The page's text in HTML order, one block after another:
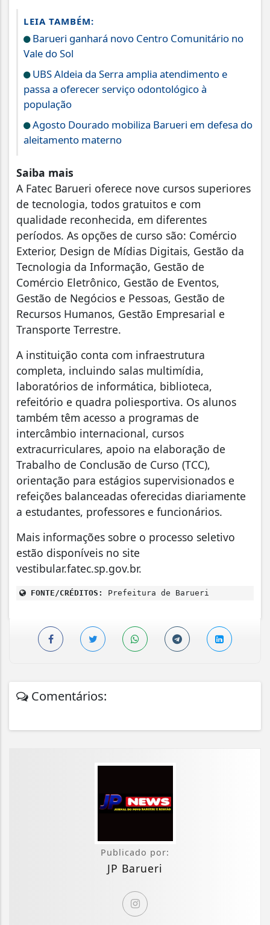
LEIA TAMBÉM:
Barueri ganhará novo Centro Comunitário no
Vale do Sol
UBS Aldeia da Serra amplia atendimento e
passa a oferecer serviço odontológico à
população
Agosto Dourado mobiliza Barueri em defesa do
aleitamento materno
Saiba mais
A Fatec Barueri oferece nove cursos superiores
de tecnologia, todos gratuitos e com
qualidade reconhecida, em diferentes
períodos. As opções de curso são: Comércio
Exterior, Design de Mídias Digitais, Gestão da
Tecnologia da Informação, Gestão de
Comércio Eletrônico, Gestão de Eventos,
Gestão de Negócios e Pessoas, Gestão de
Recursos Humanos, Gestão Empresarial e
Transporte Terrestre.
A instituição conta com infraestrutura
completa, incluindo salas multimídia,
laboratórios de informática, biblioteca,
refeitório e quadra poliesportiva. Os alunos
também têm acesso a programas de
intercâmbio internacional, cursos
extracurriculares, apoio na elaboração de
Trabalho de Conclusão de Curso (TCC),
orientação para estágios supervisionados e
refeições balanceadas oferecidas diariamente
a estudantes, professores e funcionários.
Mais informações sobre o processo seletivo
estão disponíveis no site
vestibular.fatec.sp.gov.br.
FONTE/CRÉDITOS: Prefeitura de Barueri
Comentários:
Publicado por:
JP Barueri